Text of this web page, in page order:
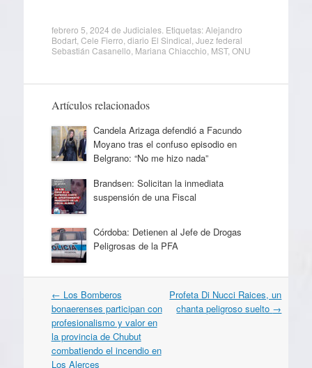
febrero 5, 2024 de Judiciales. Etiquetas:Alejandro
Bodart, Cele Fierro diario El Sindical Juez federal
Sebastián Casanello Mariana Chiacchio MST, ONU
Artículos relacionados
Candela Arizaga defendió a Facundo
Moyano tras el confuso episodio en
Belgrano: “No me hizo nada”
Brandsen: Solicitan la inmediata
suspensión de una Fiscal
Córdoba: Detienen al Jefe de Drogas
Peligrosas de la PFA
Navegación
por
artículos
← Los Bomberos
bonaerenses participan con
profesionalismo y valor en
la provincia de Chubut
combatiendo el incendio en
Los Alerces
Profeta Di Nucci Raices, un
chanta peligroso suelto →